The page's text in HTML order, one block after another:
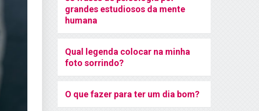
grandes estudiosos da mente
humana
Qual legenda colocar na minha
foto sorrindo?
O que fazer para ter um dia bom?